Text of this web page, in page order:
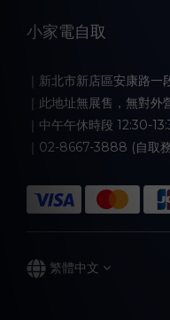
小家電自取
｜新北市新店區安康路一
｜此地址無展售，無對外
｜中午午休時段 12:30-
｜02-8667-3888 (自取
繁體中文